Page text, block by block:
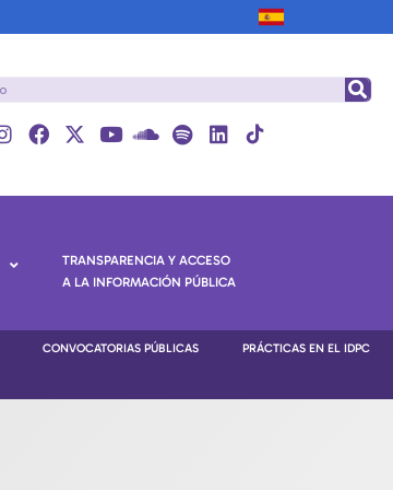
TRANSPARENCIA Y ACCESO
A LA INFORMACIÓN PÚBLICA
CONVOCATORIAS PÚBLICAS
PRÁCTICAS EN EL IDPC